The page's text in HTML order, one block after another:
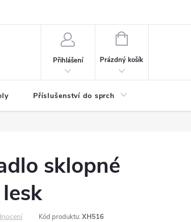
Přihlášení
NÁKUPNÍ
Prázdný košík
Příslušenství do sprch
sklopné
Kód produktu: XH516